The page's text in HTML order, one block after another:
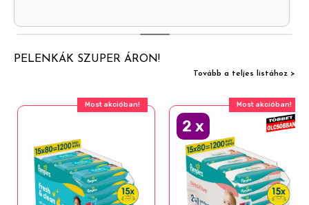
PELENKÁK SZUPER ÁRON!
Tovább a teljes listához >
Most akcióban! Most akcióban!
2 x